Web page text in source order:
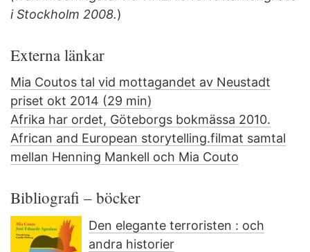
i Stockholm 2008.)
Externa länkar
Mia Coutos tal vid mottagandet av Neustadt
priset okt 2014 (29 min)
Afrika har ordet, Göteborgs bokmässa 2010.
African and European storytelling.filmat samtal
mellan Henning Mankell och Mia Couto
Bibliografi – böcker
Den elegante terroristen : och
andra historier